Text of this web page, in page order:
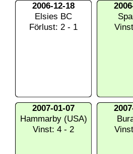
2006-12-18
Elsies BC
Förlust: 2 - 1
2007-01-07
Hammarby (USA)
Vinst: 4 - 2